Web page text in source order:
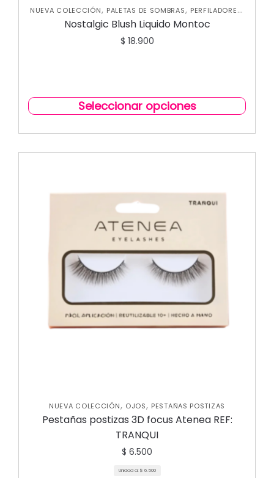
NUEVA COLECCIÓN, PALETAS DE SOMBRAS, PERFILADORES,
ROSTRO, RUBORES
Nostalgic Blush Liquido Montoc
$ 18.900
Seleccionar opciones
NUEVA COLECCIÓN, OJOS, PESTAÑAS POSTIZAS
Pestañas postizas 3D focus Atenea REF:
TRANQUI
$ 6.500
Unidad a: $ 6.500